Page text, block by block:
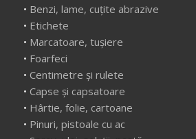
• Benzi, lame, cuțite abrazive
• Etichete
• Marcatoare, tușiere
• Foarfeci
• Centimetre și rulete
• Capse și capsatoare
• Hârtie, folie, cartoane
• Pinuri, pistoale cu ac